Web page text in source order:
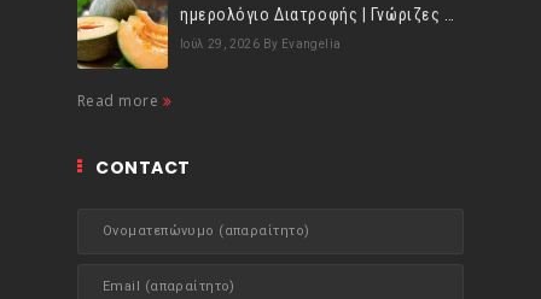
Ιούλ 29, 2026 By Evangelia
Read more
CONTACT